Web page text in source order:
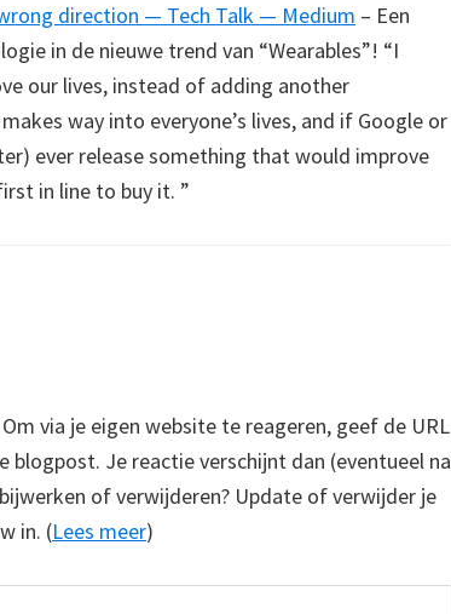
direction — Tech Talk — Medium – Een
in de nieuwe trend van “Wearables”! “I
our lives, instead of adding another
way into everyone’s lives, and if Google or
ever release something that would improve
in line to buy it. ”
via je eigen website te reageren, geef de URL
blogpost. Je reactie verschijnt dan (eventueel na
of verwijderen? Update of verwijder je
in. (Lees meer)